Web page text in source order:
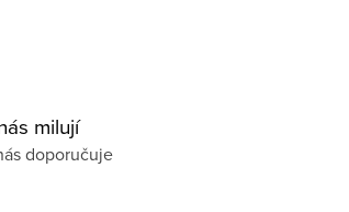
milují
doporučuje